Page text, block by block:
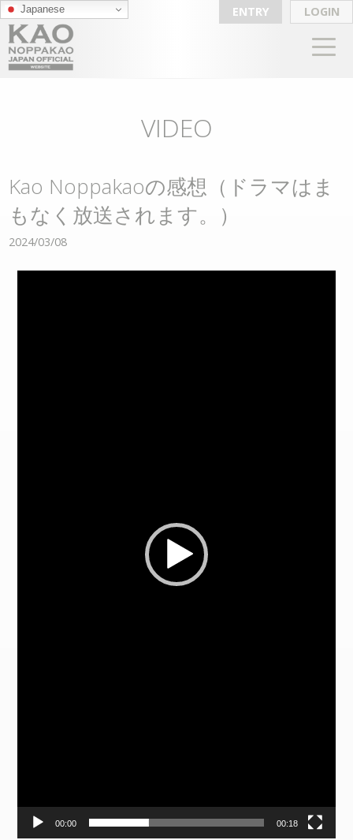
ENTRY LOGIN
VIDEO
Kao Noppakaoの感想（ドラマはま
もなく放送されます。）
2024/03/08
動
00:00 00:18
Japanese